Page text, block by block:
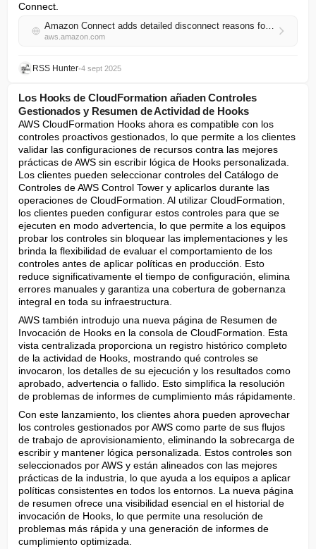
Connect.
Amazon Connect adds detailed disconnect reasons for improved call troubleshooting
aws.amazon.com
RSS Hunter•4 sept 2025
Los Hooks de CloudFormation añaden Controles
Gestionados y Resumen de Actividad de Hooks
AWS CloudFormation Hooks ahora es compatible con los
controles proactivos gestionados, lo que permite a los clientes
validar las configuraciones de recursos contra las mejores
prácticas de AWS sin escribir lógica de Hooks personalizada.
Los clientes pueden seleccionar controles del Catálogo de
Controles de AWS Control Tower y aplicarlos durante las
operaciones de CloudFormation. Al utilizar CloudFormation,
los clientes pueden configurar estos controles para que se
ejecuten en modo advertencia, lo que permite a los equipos
probar los controles sin bloquear las implementaciones y les
brinda la flexibilidad de evaluar el comportamiento de los
controles antes de aplicar políticas en producción. Esto
reduce significativamente el tiempo de configuración, elimina
errores manuales y garantiza una cobertura de gobernanza
integral en toda su infraestructura.
AWS también introdujo una nueva página de Resumen de
Invocación de Hooks en la consola de CloudFormation. Esta
vista centralizada proporciona un registro histórico completo
de la actividad de Hooks, mostrando qué controles se
invocaron, los detalles de su ejecución y los resultados como
aprobado, advertencia o fallido. Esto simplifica la resolución
de problemas de informes de cumplimiento más rápidamente.
Con este lanzamiento, los clientes ahora pueden aprovechar
los controles gestionados por AWS como parte de sus flujos
de trabajo de aprovisionamiento, eliminando la sobrecarga de
escribir y mantener lógica personalizada. Estos controles son
seleccionados por AWS y están alineados con las mejores
prácticas de la industria, lo que ayuda a los equipos a aplicar
políticas consistentes en todos los entornos. La nueva página
de resumen ofrece una visibilidad esencial en el historial de
invocación de Hooks, lo que permite una resolución de
problemas más rápida y una generación de informes de
cumplimiento optimizada.